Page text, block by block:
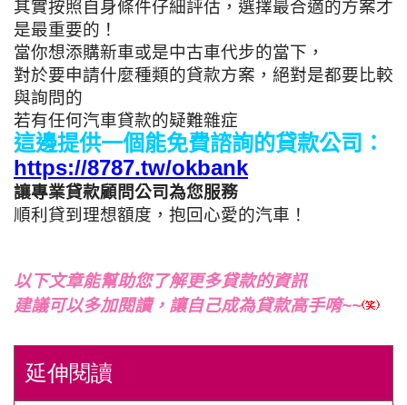
其實按照自身條件仔細評估，選擇最合適的方案才
是最重要的！
當你想添購新車或是中古車代步的當下，
對於要申請什麼種類的貸款方案， 絕對是都要比較
與詢問的
若有任何汽車貸款的疑難雜症
這邊提供一個能免費諮詢的貸款公司：
https://8787.tw/okbank
讓專業貸款顧問公司為您服務
順利貸到理想額度，抱回心愛的汽車！
以下文章能幫助您了解更多貸款的資訊
建議可以多加閱讀，讓自己成為貸款高手唷~~
延伸閱讀